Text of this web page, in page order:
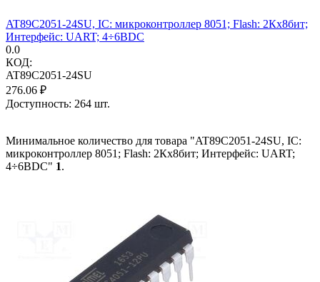
AT89C2051-24SU, IC: микроконтроллер 8051; Flash: 2Кx8бит;
Интерфейс: UART; 4÷6ВDC
0.0
КОД:
AT89C2051-24SU
276.06 ₽
Доступность: 264 шт.
Минимальное количество для товара "AT89C2051-24SU, IC:
микроконтроллер 8051; Flash: 2Кx8бит; Интерфейс: UART;
4÷6ВDC" 1.